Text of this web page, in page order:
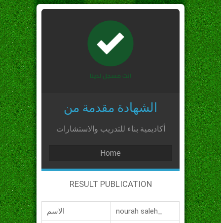
الشهادة مقدمة من
أكاديمية بناء للتدريب والاستشارات
Home
RESULT PUBLICATION
الاسم nourah saleh_